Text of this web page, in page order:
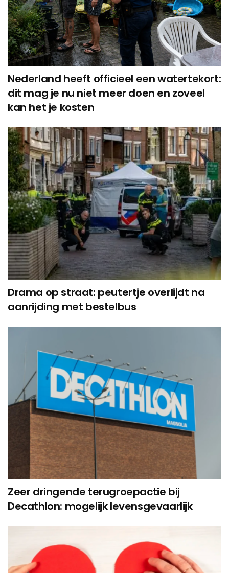
Nederland heeft officieel een watertekort:
dit mag je nu niet meer doen en zoveel
kan het je kosten
Drama op straat: peutertje overlijdt na
aanrijding met bestelbus
Zeer dringende terugroepactie bij
Decathlon: mogelijk levensgevaarlijk